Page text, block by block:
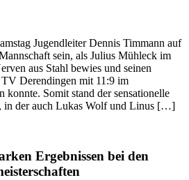
Jugendleiter Dennis Timmann auf
sein, als Julius Mühleck im
aus Stahl bewies und seinen
Derendingen mit 11:9 im
konnte. Somit stand der sensationelle
in der auch Lukas Wolf und Linus […]
Ergebnissen bei den